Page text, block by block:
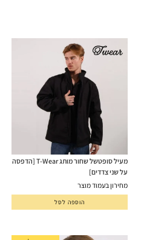
מעיל סופטשל שחור מותג T-Wear [הדפסה
על שני צדדים]
מחירון בעמוד מוצר
הוספה לסל